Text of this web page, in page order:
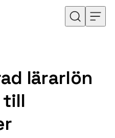
lärarlön
till